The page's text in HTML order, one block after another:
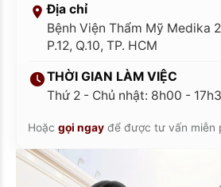
Địa chỉ
Bệnh Viện Thẩm Mỹ Medika
P.12, Q.10, TP. HCM
THỜI GIAN LÀM VIỆC
Thứ 2 - Chủ nhật: 8h00 -
Hoặc gọi ngay để được tư vấn miễn